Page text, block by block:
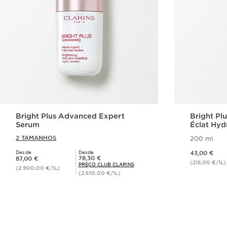
Bright Plus Advanced Expert
Serum
2 TAMANHOS
Desde
Preço atual 87,00 €
87,00 €
(2.900,00 €/1L)
Desde
Preço Club Clarins 78,30 €
78,30 €
PREÇO CLUB CLARINS
(2.610,00 €/1L)
Bright
Éclat
200 ml
43,00 €
(215,00 €/1L)